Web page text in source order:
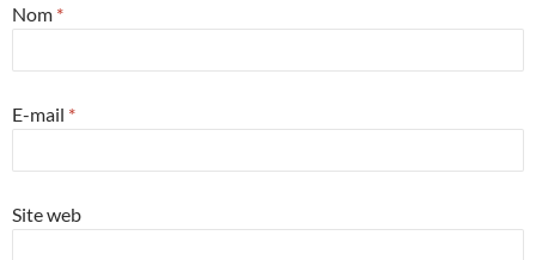
Nom *
E-mail *
Site web